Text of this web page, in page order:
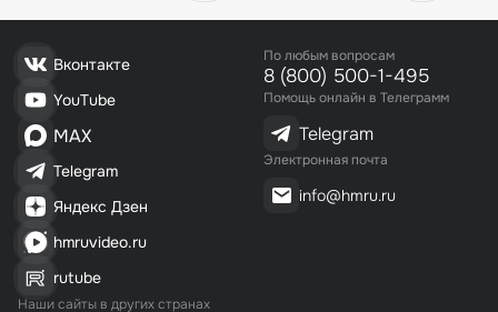
30 985₽
Усиленный импульсный запайщик PFS-600
Вконтакте
YouTube
MAX
Telegram
Яндекс Дзен
hmruvideo.ru
rutube
Наши сайты в других странах
По любым вопросам
8 (800) 500-1-495
Помощь онлайн в Телеграмм
Telegram
Электронная почта
info@hmru.ru